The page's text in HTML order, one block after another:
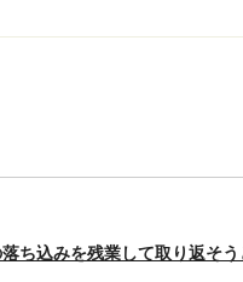
ち込みを残業して取り返そう